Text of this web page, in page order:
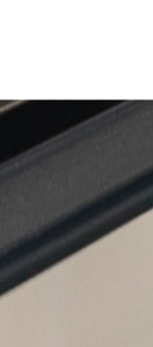
el esfuerzo
quieres
se puede
SU